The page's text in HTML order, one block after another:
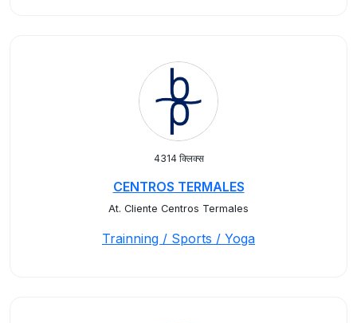
4314 क्लिक्स
CENTROS TERMALES
At. Cliente Centros Termales
Trainning / Sports / Yoga